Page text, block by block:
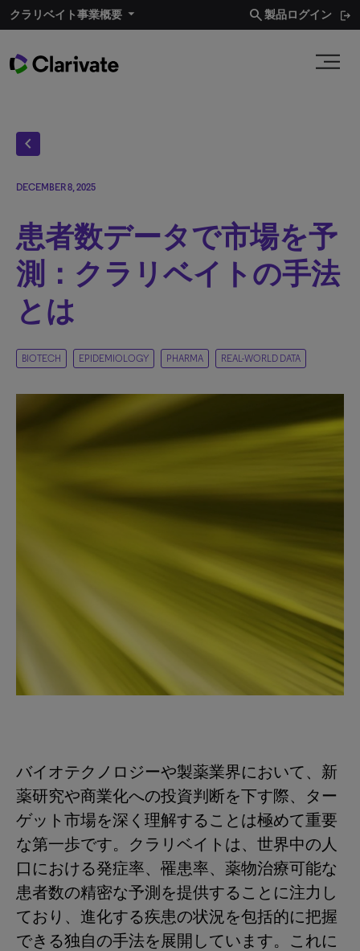
クラリベイト事業概要​ search製品ログイン
chevron_left
DECEMBER 8, 2025
患者数データで市場を予
測：クラリベイトの手法
とは
BIOTECH EPIDEMIOLOGY PHARMA REAL-WORLD DATA
バイオテクノロジーや製薬業界において、新
薬研究や商業化への投資判断を下す際、ター
ゲット市場を深く理解することは極めて重要
な第一歩です。クラリベイトは、世界中の人
口における発症率、罹患率、薬物治療可能な
患者数の精密な予測を提供することに注力し
ており、進化する疾患の状況を包括的に把握
できる独自の手法を展開しています。これに